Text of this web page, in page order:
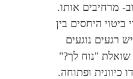
מרחיבים אותו.
ביטוי היחסים בין
רגעים נוגעים
שואלת "נוח לך?"
כיוונית ופתוחה.